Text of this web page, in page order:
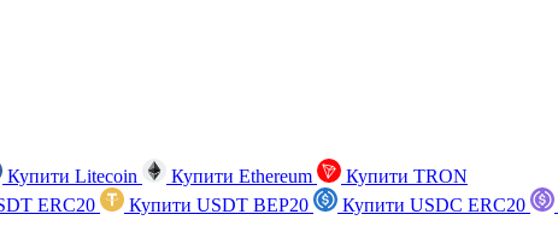
Купити Litecoin Купити Ethereum
Купити TRON
ERC20 Купити USDT BEP20 Купити USDC ERC20